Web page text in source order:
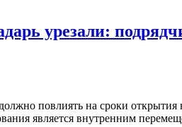
урезали:
повлиять на сроки
является внутренним